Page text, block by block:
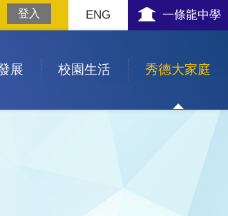
一條龍中學
ENG
展 校園生活 秀德大家庭